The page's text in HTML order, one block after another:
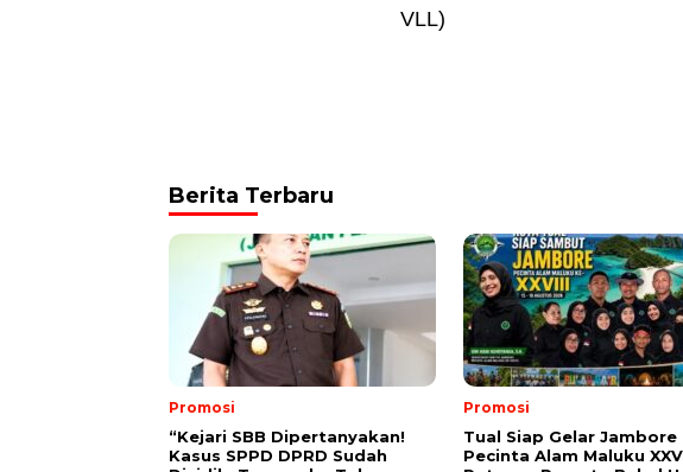
VLL)
Berita Terbaru
Promosi
“Kejari SBB Dipertanyakan!
Kasus SPPD DPRD Sudah
Promosi
Tual Siap Gelar Jambore
Pecinta Alam Maluku